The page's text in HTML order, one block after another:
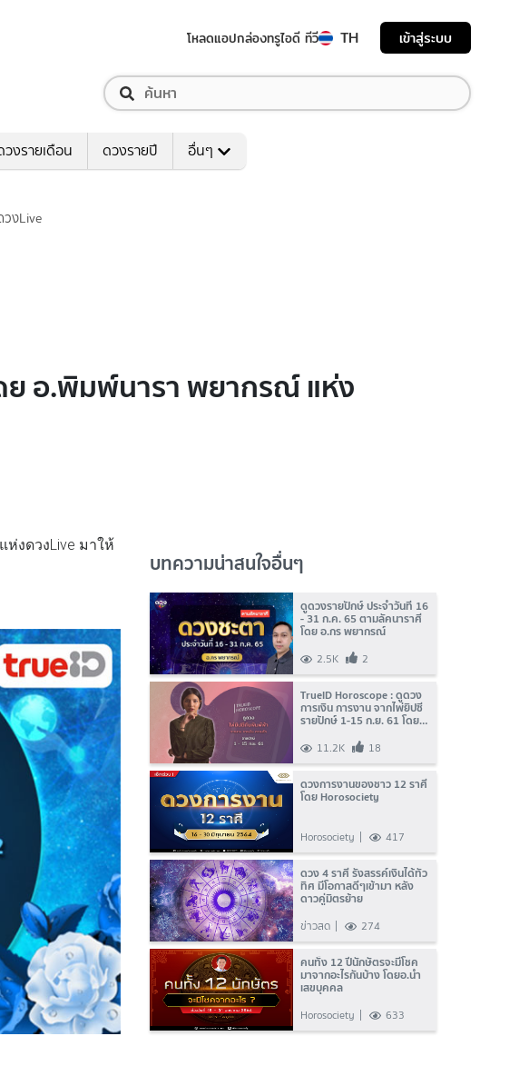
โหลดแอปกล่องทรูไอดี ทีวี TH เข้าสู่ระบบ
วงรายเดือน ดวงรายปี อื่นๆ
งLive
ย อ.พิมพ์นารา พยากรณ์ แห่ง
งดวงLive มาให้
บทความน่าสนใจอื่นๆ
ดูดวงรายปักษ์ ประจำวันที่ 16
- 31 ก.ค. 65 ตามลัคนาราศี
โดย อ.กร พยากรณ์
2.5K 2
TrueID Horoscope : ดูดวง
การเงิน การงาน จากไพ่ยิปซี
รายปักษ์ 1-15 ก.ย. 61 โดย
11.2K 18
ดวงการงานของชาว 12 ราศี
โดย Horosociety
Horosociety 417
ดวง 4 ราศี รังสรรค์เงินได้ทั่ว
ทิศ มีโอกาสดีๆเข้ามา หลัง
ดาวคู่มิตรย้าย
ข่าวสด 274
คนทั้ง 12 ปีนักษัตรจะมีโชค
มาจากอะไรกันบ้าง โดยอ.นำ
เสขบุคคล
Horosociety 633